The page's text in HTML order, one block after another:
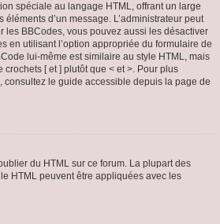
spéciale au langage HTML, offrant un large
d’un message. L’administrateur peut
les BBCodes, vous pouvez aussi les désactiver
en utilisant l’option appropriée du formulaire de
lui-même est similaire au style HTML, mais
crochets [ et ] plutôt que < et >. Pour plus
consultez le guide accessible depuis la page de
du HTML sur ce forum. La plupart des
HTML peuvent être appliquées avec les